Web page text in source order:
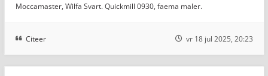
Moccamaster, Wilfa Svart. Quickmill 0930, faema maler.
Citeer vr 18 jul 2025, 20:23